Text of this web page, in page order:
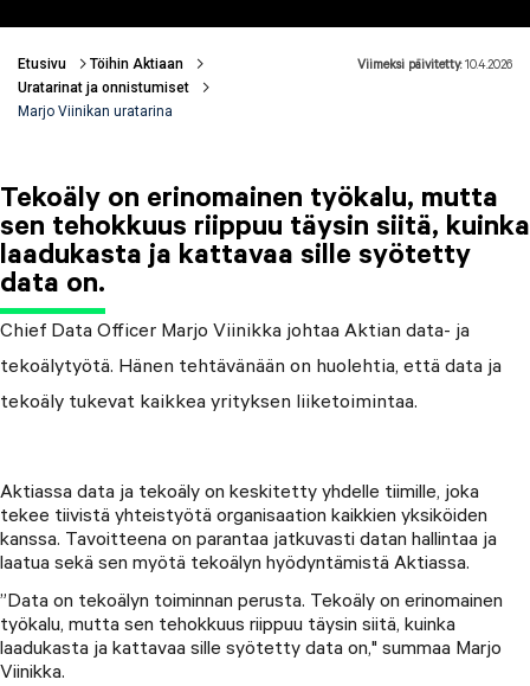
Murupolku
Etusivu
Töihin Aktiaan
Uratarinat ja onnistumiset
Marjo Viinikan uratarina
Viimeksi päivitetty:10.4.2026
Tekoäly on erinomainen työkalu, mutta
sen tehokkuus riippuu täysin siitä, kuinka
laadukasta ja kattavaa sille syötetty
data on.
Chief Data Officer Marjo Viinikka johtaa Aktian data- ja
tekoälytyötä. Hänen tehtävänään on huolehtia, että data ja
tekoäly tukevat kaikkea yrityksen liiketoimintaa.
Aktiassa data ja tekoäly on keskitetty yhdelle tiimille, joka
tekee tiivistä yhteistyötä organisaation kaikkien yksiköiden
kanssa. Tavoitteena on parantaa jatkuvasti datan hallintaa ja
laatua sekä sen myötä tekoälyn hyödyntämistä Aktiassa.
”Data on tekoälyn toiminnan perusta. Tekoäly on erinomainen
työkalu, mutta sen tehokkuus riippuu täysin siitä, kuinka
laadukasta ja kattavaa sille syötetty data on," summaa Marjo
Viinikka.